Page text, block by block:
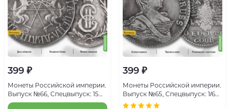
399 ₽
Монеты Российской империи.
Выпуск №66, Спецвыпуск: 15
копеек 1764 года
399 ₽
Монеты Российской империи.
Выпуск №65, Спецвыпуск: 1/6
талера 1761 года. Эпоха